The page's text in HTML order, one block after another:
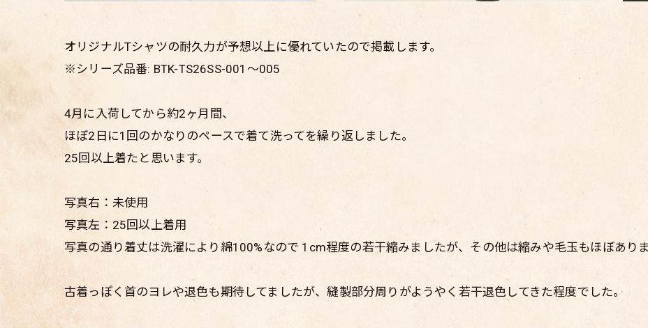
オリジナルTシャツの耐久力が予想以上に優れていたので掲載します。
※シリーズ品番: BTK-TS26SS-001〜005
4月に入荷してから約2ヶ月間、
ほぼ2日に1回のかなりのペースで着て洗ってを繰り返しました。
25回以上着たと思います。
写真右：未使用
写真左：25回以上着用
写真の通り着丈は洗濯により綿100%なので 1cm程度の若干縮みましたが、その他は縮みや毛玉もほぼありま
古着っぽく首のヨレや退色も期待してましたが、縫製部分周りがようやく若干退色してきた程度でした。